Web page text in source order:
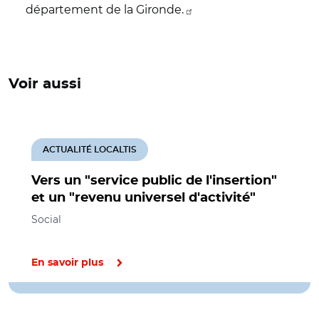
département de la Gironde.
Voir aussi
Vers un "service public de l'insertion"
et un "revenu universel d'activité"
ACTUALITÉ LOCALTIS
Social
En savoir plus